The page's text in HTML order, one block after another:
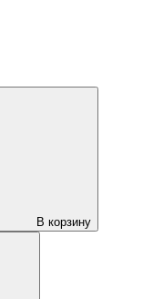
В корзину